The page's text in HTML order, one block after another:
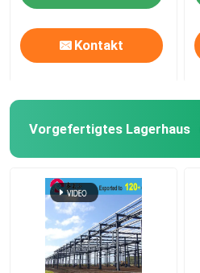
Kontakt
Vorgefertigtes Lagerhaus